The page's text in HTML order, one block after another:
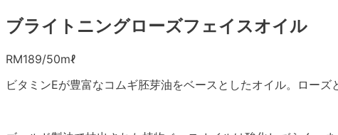
ブライトニングローズフェイスオイル
RM189/50mℓ
ビタミンEが豊富なコムギ胚芽油をベースとしたオイル。ロー